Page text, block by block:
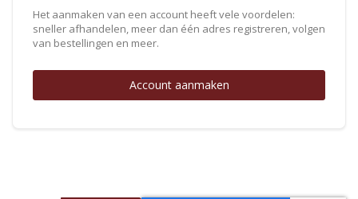
Het aanmaken van een account heeft vele voordelen:
sneller afhandelen, meer dan één adres registreren, volgen
van bestellingen en meer.
Account aanmaken